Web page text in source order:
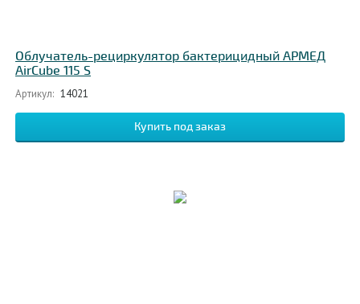
Облучатель-рециркулятор бактерицидный АРМЕД
AirCube 115 S
Артикул: 14021